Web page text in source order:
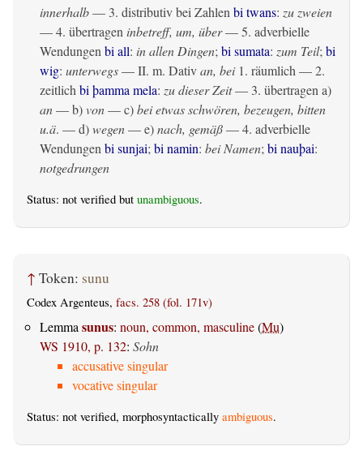
innerhalb— 3. distributiv bei Zahlen bi twans: zu zweien
— 4. übertragen inbetreff, um, über— 5. adverbielle
Wendungen bi all: in allen Dingen; bi sumata: zum Teil; bi
wig: unterwegs— II. m. Dativan, bei1. räumlich — 2.
zeitlich bi þamma mela: zu dieser Zeit— 3. übertragen a)
an— b)von— c)bei etwas schwören, bezeugen, bitten
u.ä. — d)wegen— e)nach, gemäß— 4. adverbielle
Wendungen bi sunjai; bi namin: bei Namen; bi nauþai:
notgedrungen
Status: not verified but unambiguous.
↑ Token: sunu
Codex Argenteus, facs. 258 (fol. 171v)
Lemma sunus: noun, common, masculine(Mu)
WS 1910, p. 132: Sohn
accusative singular
vocative singular
Status: not verified, morphosyntactically ambiguous.